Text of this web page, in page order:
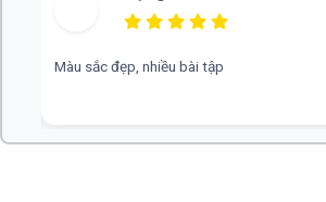
blog hay, chuyên nghiệp, rất mong nhiều